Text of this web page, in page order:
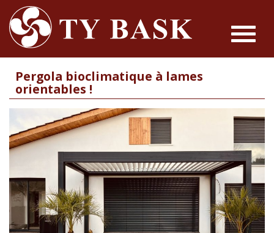
Toggle
Pergola bioclimatique à lames
orientables !